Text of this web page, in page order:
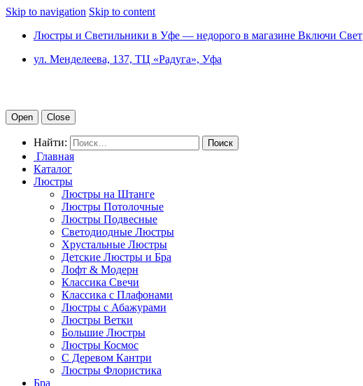
Skip to navigation Skip to content
Люстры и Светильники в Уфе — недорого в магазине Включи Свет
ул. Менделеева, 137, ТЦ «Радуга», Уфа
Open Close
Найти:
Главная
Каталог
Люстры
Люстры на Штанге
Люстры Потолочные
Люстры Подвесные
Светодиодные Люстры
Хрустальные Люстры
Детские Люстры и Бра
Лофт & Модерн
Классика Свечи
Классика с Плафонами
Люстры с Абажурами
Люстры Ветки
Большие Люстры
Люстры Космос
С Деревом Кантри
Люстры Флористика
Бра